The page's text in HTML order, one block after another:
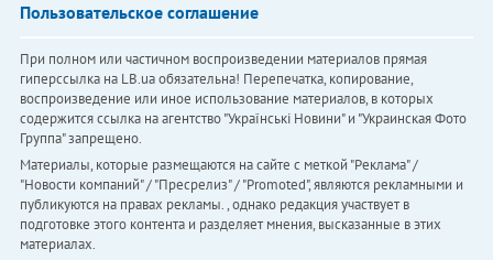
Пользовательское соглашение
При полном или частичном воспроизведении материалов прямая
гиперссылка на LB.ua обязательна! Перепечатка, копирование,
воспроизведение или иное использование материалов, в которых
содержится ссылка на агентство "Українськi Новини" и "Украинская Фото
Группа" запрещено.
Материалы, которые размещаются на сайте с меткой "Реклама" /
"Новости компаний" / "Пресрелиз" / "Promoted", являются рекламными и
публикуются на правах рекламы. , однако редакция участвует в
подготовке этого контента и разделяет мнения, высказанные в этих
материалах.